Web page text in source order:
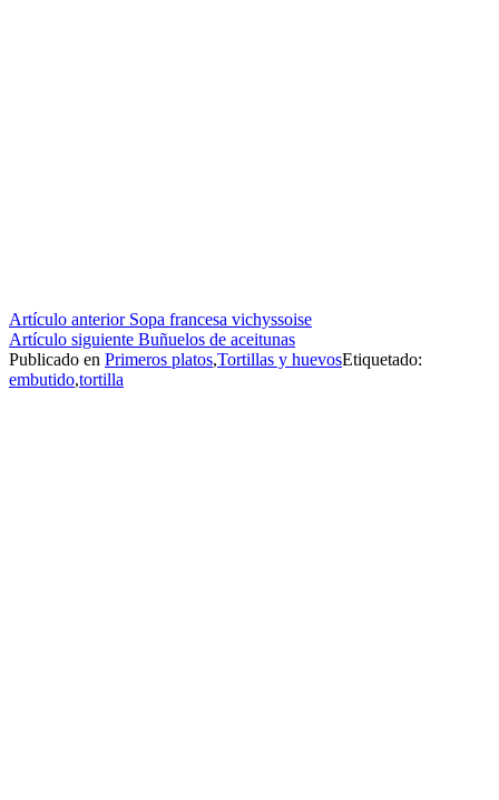
Seguir
leyendo
Artículo anteriorSopa francesa vichyssoise
Artículo siguiente Buñuelos de aceitunas
Publicado en Primeros platos,Tortillas y huevosEtiquetado:
embutido,tortilla